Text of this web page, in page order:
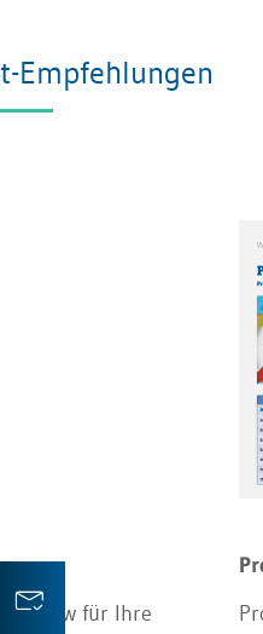
Empfehlungen
how für Ihre